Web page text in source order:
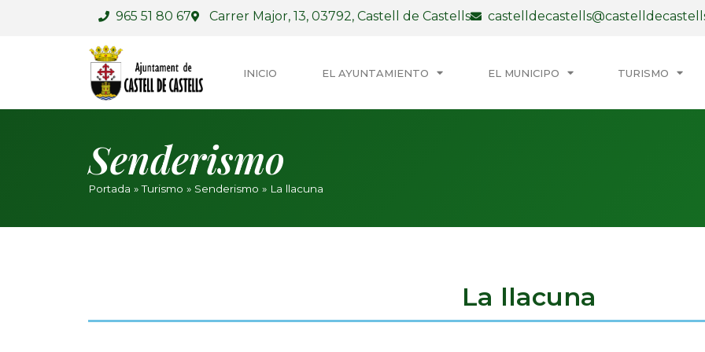
965 51 80 67 Carrer Major, 13, 03792, Castell de Castells
INICIO EL AYUNTAMIENTO EL MUNICIPO TURISMO
Senderismo
Portada »Turismo » Senderismo » La llacuna
La llacuna